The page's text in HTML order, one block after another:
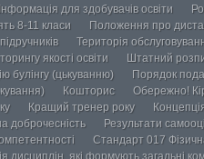
Інформація для здобувачів освіти
8-11 класи Положення про
Територія
якості освіти Штатний
булінгу (цькуванню)
Порядок
Кошторис Обережно!
Кращий тренер року
доброчесність Результати
Стандарт 017
дисциплін, які формують загальні